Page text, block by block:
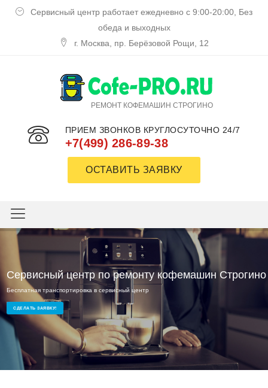
Сервисный центр работает ежедневно с 9:00-20:00, Без
обеда и выходных
г. Москва, пр. Берёзовой Рощи, 12
РЕМОНТ КОФЕМАШИН СТРОГИНО
ПРИЕМ ЗВОНКОВ КРУГЛОСУТОЧНО 24/7
+7(499) 286-89-38
ОСТАВИТЬ ЗАЯВКУ
Сервисный центр по ремонту кофемашин Строгино
Бесплатная транспортировка в сервисный центр
Ремонт кофемашин на дому или в офисе
СДЕЛАТЬ ЗАЯВКУ!
Сервисный ремонт Строгино
Опытные мастера и доступные цены
СДЕЛАТЬ ЗАЯВКУ!